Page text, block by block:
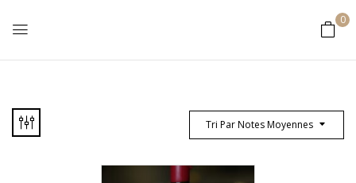
0
Tri Par Notes Moyennes